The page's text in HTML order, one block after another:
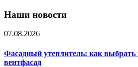
Наши новости
07.08.2026
Фасадный утеплитель: как
вентфасад